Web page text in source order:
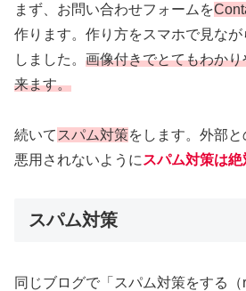
まず、お問い合わせフォームを
作ります。作り方をスマホで見な
しました。 画像付きでとてもわか
来ます。
続いて スパム対策をします。外部と
悪用されないように スパム対策は絶
スパム対策
同じブログで「スパム対策をする